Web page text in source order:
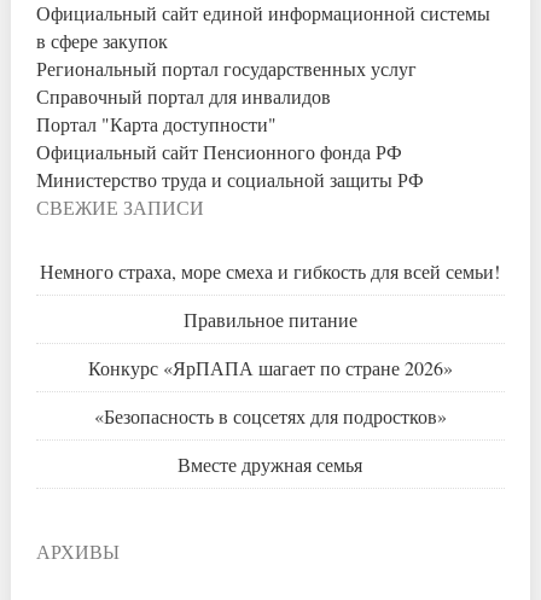
Официальный сайт единой информационной системы
в сфере закупок
Региональный портал государственных услуг
Справочный портал для инвалидов
Портал "Карта доступности"
Официальный сайт Пенсионного фонда РФ
Министерство труда и социальной защиты РФ
СВЕЖИЕ ЗАПИСИ
Немного страха, море смеха и гибкость для всей семьи!
Правильное питание
Конкурс «ЯрПАПА шагает по стране 2026»
«Безопасность в соцсетях для подростков»
Вместе дружная семья
АРХИВЫ